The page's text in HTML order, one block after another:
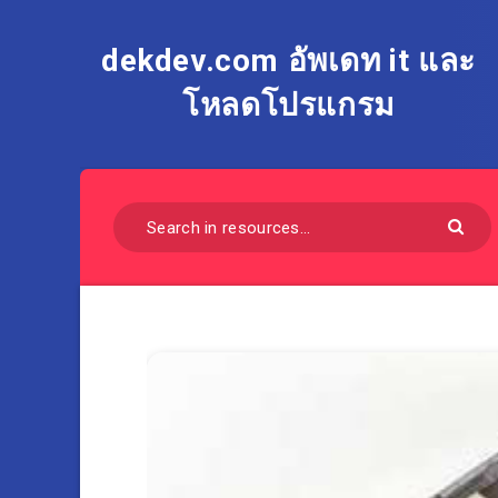
dekdev.com อัพเดท it และ
โหลดโปรแกรม